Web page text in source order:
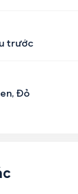
trước
Đỏ